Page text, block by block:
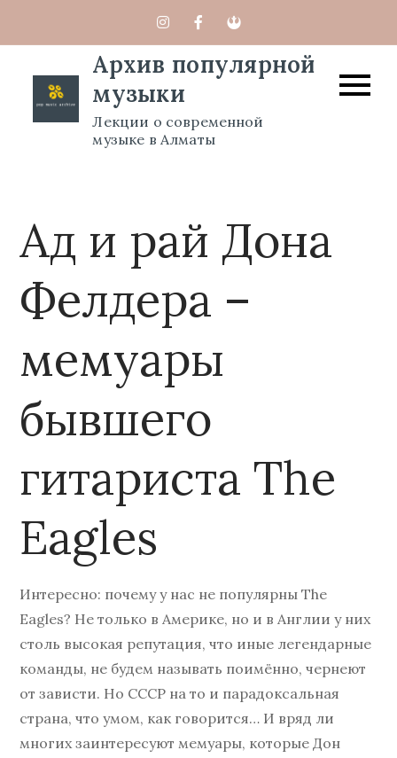
содержимомуАрхив популярной
музыки
Лекции о современной
музыке в Алматы
Ад и рай Дона
Фелдера –
мемуары
бывшего
гитариста The
Eagles
Интересно: почему у нас не популярны The
Eagles? Не только в Америке, но и в Англии у них
столь высокая репутация, что иные легендарные
команды, не будем называть поимённо, чернеют
от зависти. Но СССР на то и парадоксальная
страна, что умом, как говорится… И вряд ли
многих заинтересуют мемуары, которые Дон